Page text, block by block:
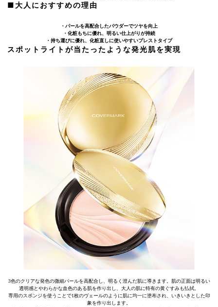
■大人におすすめの理由
・パールを高配合したパウダーでツヤを向上
・化粧もちに優れ、明るい仕上がりが持続
・持ち運びに優れ、化粧直しに使いやすいプレストタイプ
スポットライトが当たったような発光肌を実現
3色のクリアな発色の微細パールを高配合し、明るく澄んだ肌に導きます。肌の正面は明るい
透明感とやわらかな血色のある肌を作り出し、大人の肌に特有の黄ぐすみも払拭。
専用のスポンジを使うことで1枚のヴェールのように肌に均一に塗布され、いきいきとした印
象を作り出します。